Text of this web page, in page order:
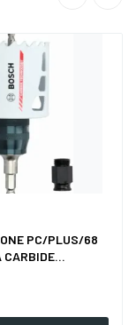
PC/PLUS/68
CARBIDE...